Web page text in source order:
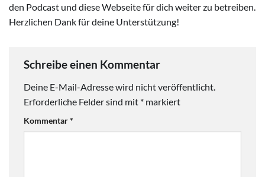
den Podcast und diese Webseite für dich weiter zu betreiben.
Herzlichen Dank für deine Unterstützung!
Schreibe einen Kommentar
Deine E-Mail-Adresse wird nicht veröffentlicht.
Erforderliche Felder sind mit * markiert
Kommentar*